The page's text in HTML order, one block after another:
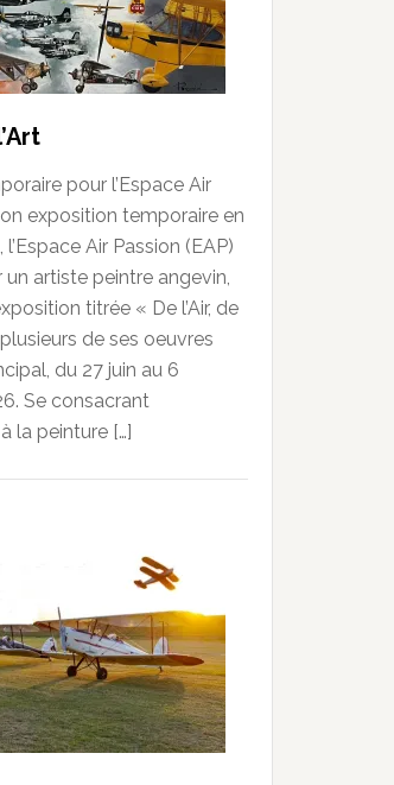
pour l’Espace Air
exposition temporaire en
Air Passion (EAP)
un artiste peintre angevin,
titrée « De l’Air, de
de ses oeuvres
du 27 juin au 6
Se consacrant
la peinture […]